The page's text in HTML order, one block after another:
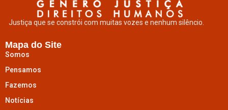
Justiça que se constrói com muitas vozes e nenhum silêncio.
Mapa do Site
Somos
Pensamos
Fazemos
Notícias